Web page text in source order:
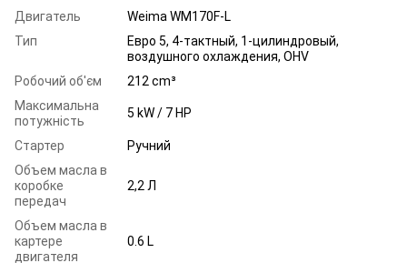
Двигатель
Weima WM170F-L
Тип
Евро 5, 4-тактный, 1-цилиндровый,
воздушного охлаждения, OHV
Робочий об'єм
212 cm³
Максимальна
потужність
5 kW / 7 HP
Стартер
Ручний
Объем масла в
коробке
передач
2,2 Л
Объем масла в
картере
двигателя
0.6 L